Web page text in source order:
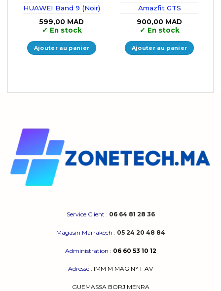
HUAWEI Band 9 (Noir)
599,00 MAD
✓ En stock
Ajouter au panier
Amazfit GTS
900,00 MAD
✓ En stock
Ajouter au panier
Service Client : 06 64 81 28 36
Magasin Marrakech : 05 24 20 48 84
Administration : 06 60 53 10 12
Adresse : IMM M MAG N° 1 AV
GUEMASSA BORJ MENRA